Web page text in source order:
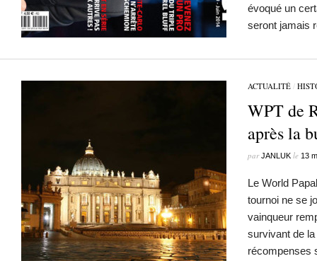
évoqué un
seront jamais
ACTUALITÉ /
WPT de
après la
parJANLUK le 13
Le World
tournoi ne se
vainqueur
survivant de
récompenses